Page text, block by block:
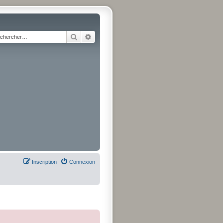
Rechercher
Connexion
Inscription